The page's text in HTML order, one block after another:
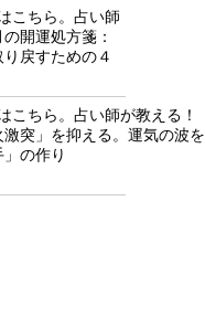
こちら。占い師
開運処方箋：
戻すための４
はこちら。占い師が教える
激突」を抑える。運気の波
の作り